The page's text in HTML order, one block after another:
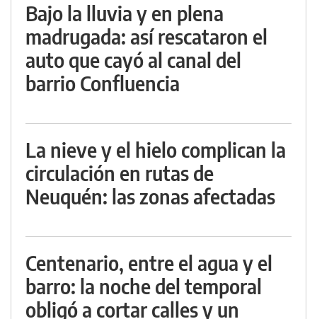
Bajo la lluvia y en plena
madrugada: así rescataron el
auto que cayó al canal del
barrio Confluencia
La nieve y el hielo complican la
circulación en rutas de
Neuquén: las zonas afectadas
Centenario, entre el agua y el
barro: la noche del temporal
obligó a cortar calles y un